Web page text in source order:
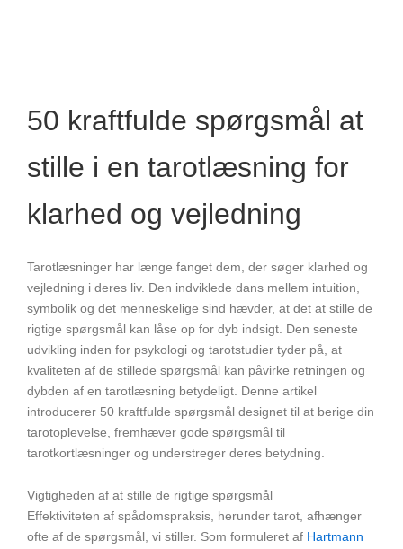
50 kraftfulde spørgsmål at
stille i en tarotlæsning for
klarhed og vejledning
Tarotlæsninger har længe fanget dem, der søger klarhed og
vejledning i deres liv. Den indviklede dans mellem intuition,
symbolik og det menneskelige sind hævder, at det at stille de
rigtige spørgsmål kan låse op for dyb indsigt. Den seneste
udvikling inden for psykologi og tarotstudier tyder på, at
kvaliteten af de stillede spørgsmål kan påvirke retningen og
dybden af en tarotlæsning betydeligt. Denne artikel
introducerer 50 kraftfulde spørgsmål designet til at berige din
tarotoplevelse, fremhæver gode spørgsmål til
tarotkortlæsninger og understreger deres betydning.
Vigtigheden af at stille de rigtige spørgsmål
Effektiviteten af spådomspraksis, herunder tarot, afhænger
ofte af de spørgsmål, vi stiller. Som formuleret af Hartmann